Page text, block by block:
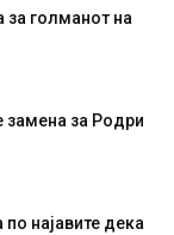
голманот на
замена за Родри
најавите дека